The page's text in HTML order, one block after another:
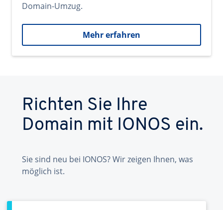
Domain-Umzug.
Mehr erfahren
Richten Sie Ihre
Domain mit IONOS ein.
Sie sind neu bei IONOS? Wir zeigen Ihnen, was
möglich ist.